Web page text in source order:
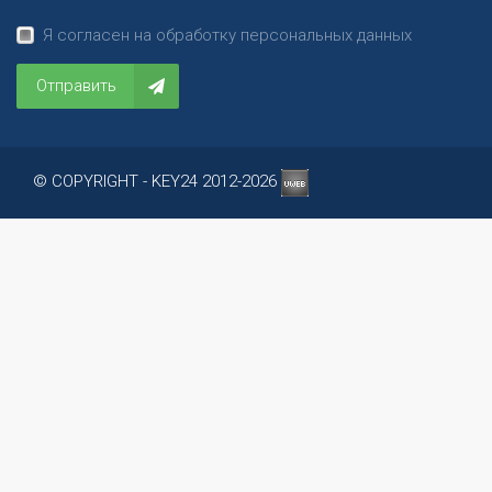
Я согласен на обработку персональных данных
Отправить
© COPYRIGHT - KEY24 2012-2026